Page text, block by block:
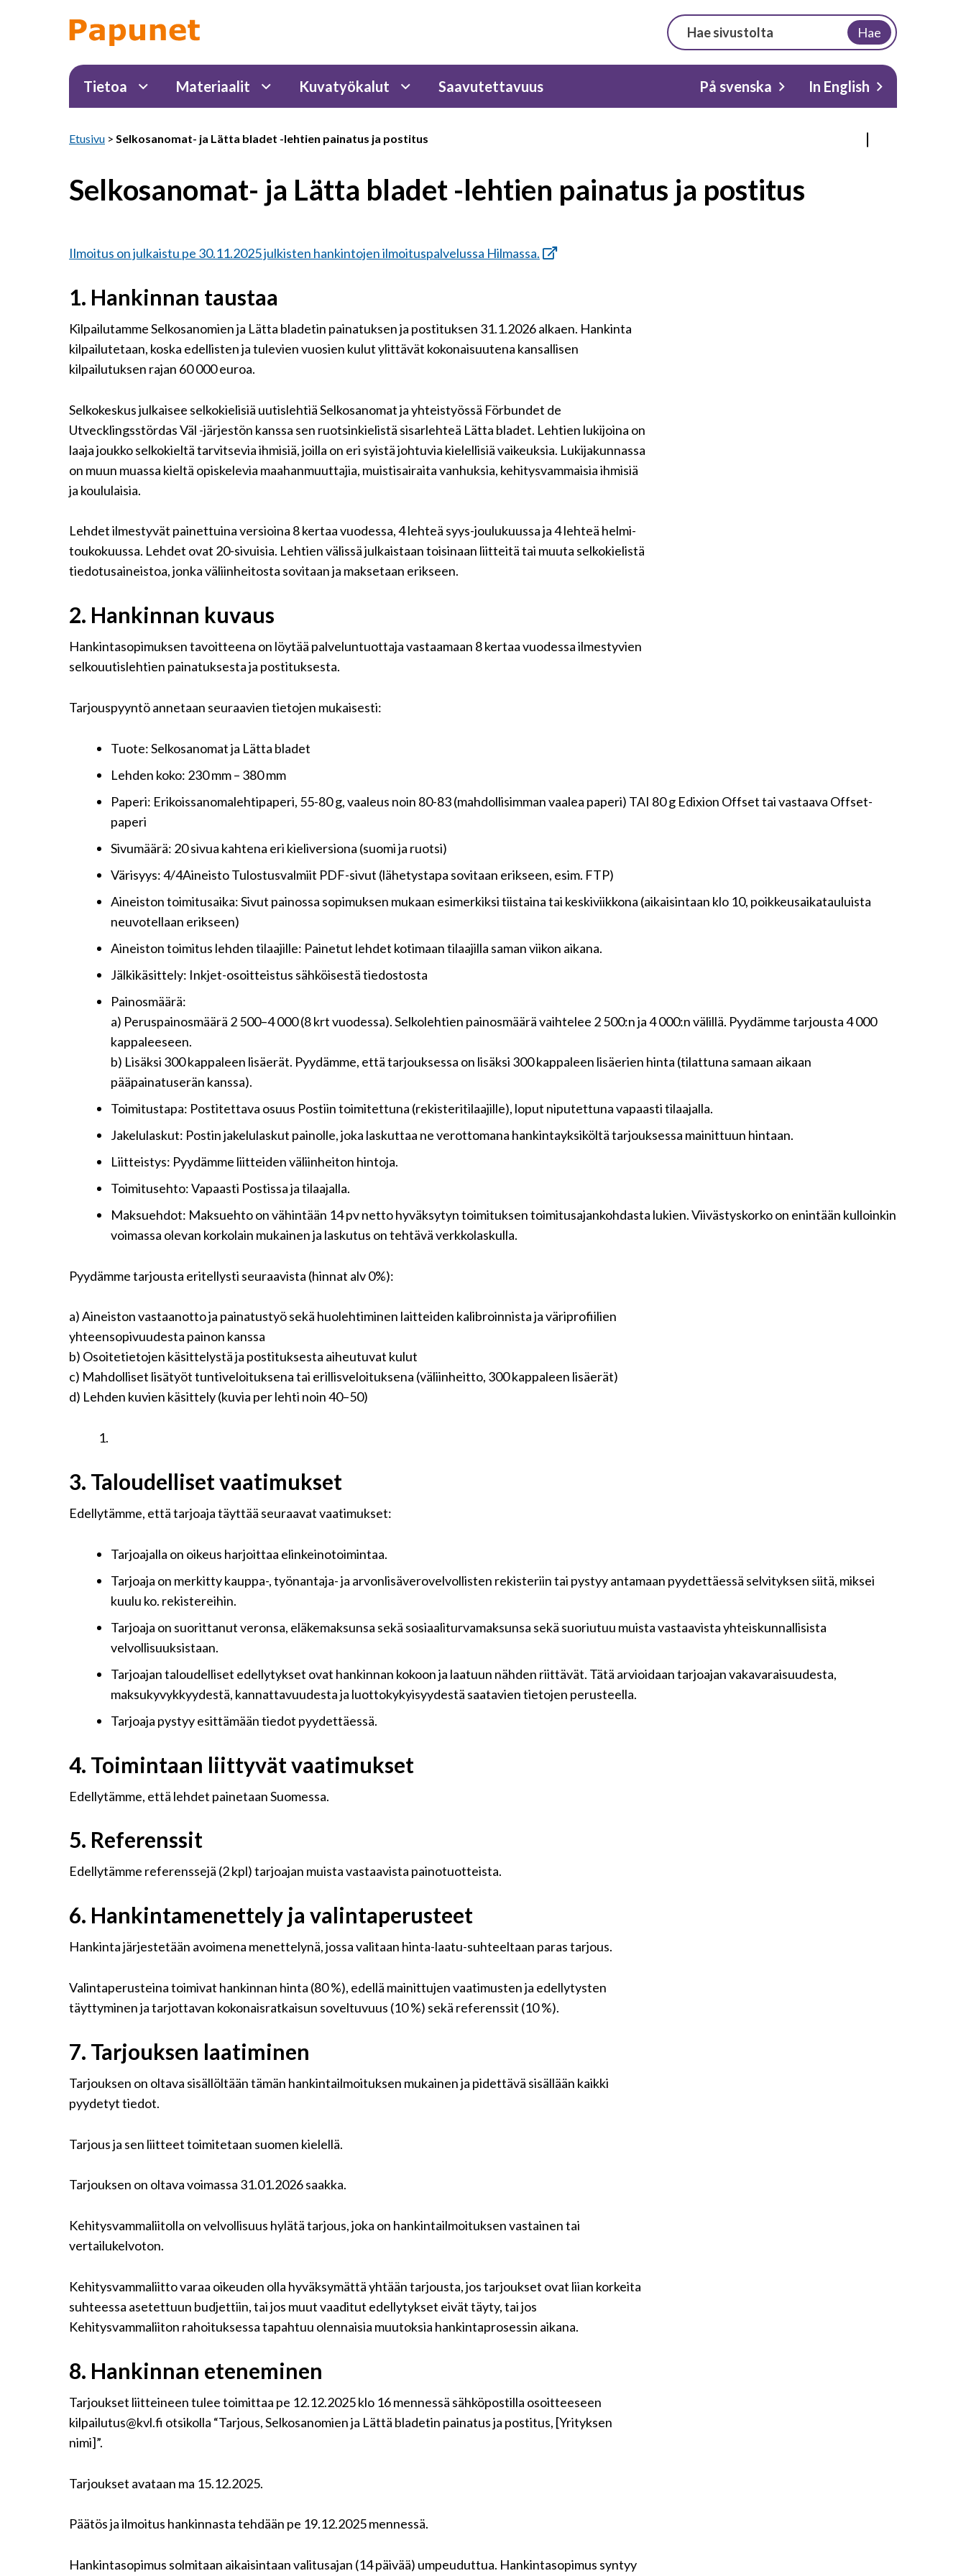
Hae
Tietoa Materiaalit Kuvatyökalut Saavutettavuus På svenska In English
Etusivu > Selkosanomat- ja Lätta bladet -lehtien painatus ja postitus
Selkosanomat- ja Lätta bladet -lehtien painatus ja postitus
Ilmoitus on julkaistu pe 30.11.2025 julkisten hankintojen ilmoituspalvelussa Hilmassa.
1. Hankinnan taustaa
Kilpailutamme Selkosanomien ja Lätta bladetin painatuksen ja postituksen 31.1.2026 alkaen. Hankinta
kilpailutetaan, koska edellisten ja tulevien vuosien kulut ylittävät kokonaisuutena kansallisen
kilpailutuksen rajan 60 000 euroa.
Selkokeskus julkaisee selkokielisiä uutislehtiä Selkosanomat ja yhteistyössä Förbundet de
Utvecklingsstördas Väl -järjestön kanssa sen ruotsinkielistä sisarlehteä Lätta bladet. Lehtien lukijoina on
laaja joukko selkokieltä tarvitsevia ihmisiä, joilla on eri syistä johtuvia kielellisiä vaikeuksia. Lukijakunnassa
on muun muassa kieltä opiskelevia maahanmuuttajia, muistisairaita vanhuksia, kehitysvammaisia ihmisiä
ja koululaisia.
Lehdet ilmestyvät painettuina versioina 8 kertaa vuodessa, 4 lehteä syys-joulukuussa ja 4 lehteä helmi-
toukokuussa. Lehdet ovat 20-sivuisia. Lehtien välissä julkaistaan toisinaan liitteitä tai muuta selkokielistä
tiedotusaineistoa, jonka väliinheitosta sovitaan ja maksetaan erikseen.
2. Hankinnan kuvaus
Hankintasopimuksen tavoitteena on löytää palveluntuottaja vastaamaan 8 kertaa vuodessa ilmestyvien
selkouutislehtien painatuksesta ja postituksesta.
Tarjouspyyntö annetaan seuraavien tietojen mukaisesti:
Tuote: Selkosanomat ja Lätta bladet
Lehden koko: 230 mm – 380 mm
Paperi: Erikoissanomalehtipaperi, 55-80 g, vaaleus noin 80-83 (mahdollisimman vaalea paperi) TAI 80 g Edixion Offset tai vastaava Offset-
paperi
Sivumäärä: 20 sivua kahtena eri kieliversiona (suomi ja ruotsi)
Värisyys: 4/4Aineisto Tulostusvalmiit PDF-sivut (lähetystapa sovitaan erikseen, esim. FTP)
Aineiston toimitusaika: Sivut painossa sopimuksen mukaan esimerkiksi tiistaina tai keskiviikkona (aikaisintaan klo 10, poikkeusaikatauluista
neuvotellaan erikseen)
Aineiston toimitus lehden tilaajille: Painetut lehdet kotimaan tilaajilla saman viikon aikana.
Jälkikäsittely: Inkjet-osoitteistus sähköisestä tiedostosta
Painosmäärä:
a) Peruspainosmäärä 2 500–4 000 (8 krt vuodessa). Selkolehtien painosmäärä vaihtelee 2 500:n ja 4 000:n välillä. Pyydämme tarjousta 4 000
kappaleeseen.
b) Lisäksi 300 kappaleen lisäerät. Pyydämme, että tarjouksessa on lisäksi 300 kappaleen lisäerien hinta (tilattuna samaan aikaan
pääpainatuserän kanssa).
Toimitustapa: Postitettava osuus Postiin toimitettuna (rekisteritilaajille), loput niputettuna vapaasti tilaajalla.
Jakelulaskut: Postin jakelulaskut painolle, joka laskuttaa ne verottomana hankintayksiköltä tarjouksessa mainittuun hintaan.
Liitteistys: Pyydämme liitteiden väliinheiton hintoja.
Toimitusehto: Vapaasti Postissa ja tilaajalla.
Maksuehdot: Maksuehto on vähintään 14 pv netto hyväksytyn toimituksen toimitusajankohdasta lukien. Viivästyskorko on enintään kulloinkin
voimassa olevan korkolain mukainen ja laskutus on tehtävä verkkolaskulla.
Pyydämme tarjousta eritellysti seuraavista (hinnat alv 0%):
a) Aineiston vastaanotto ja painatustyö sekä huolehtiminen laitteiden kalibroinnista ja väriprofiilien
yhteensopivuudesta painon kanssa
b) Osoitetietojen käsittelystä ja postituksesta aiheutuvat kulut
c) Mahdolliset lisätyöt tuntiveloituksena tai erillisveloituksena (väliinheitto, 300 kappaleen lisäerät)
d) Lehden kuvien käsittely (kuvia per lehti noin 40–50)
3. Taloudelliset vaatimukset
Edellytämme, että tarjoaja täyttää seuraavat vaatimukset:
Tarjoajalla on oikeus harjoittaa elinkeinotoimintaa.
Tarjoaja on merkitty kauppa-, työnantaja- ja arvonlisäverovelvollisten rekisteriin tai pystyy antamaan pyydettäessä selvityksen siitä, miksei
kuulu ko. rekistereihin.
Tarjoaja on suorittanut veronsa, eläkemaksunsa sekä sosiaaliturvamaksunsa sekä suoriutuu muista vastaavista yhteiskunnallisista
velvollisuuksistaan.
Tarjoajan taloudelliset edellytykset ovat hankinnan kokoon ja laatuun nähden riittävät. Tätä arvioidaan tarjoajan vakavaraisuudesta,
maksukyvykkyydestä, kannattavuudesta ja luottokykyisyydestä saatavien tietojen perusteella.
Tarjoaja pystyy esittämään tiedot pyydettäessä.
4. Toimintaan liittyvät vaatimukset
Edellytämme, että lehdet painetaan Suomessa.
5. Referenssit
Edellytämme referenssejä (2 kpl) tarjoajan muista vastaavista painotuotteista.
6. Hankintamenettely ja valintaperusteet
Hankinta järjestetään avoimena menettelynä, jossa valitaan hinta-laatu-suhteeltaan paras tarjous.
Valintaperusteina toimivat hankinnan hinta (80 %), edellä mainittujen vaatimusten ja edellytysten
täyttyminen ja tarjottavan kokonaisratkaisun soveltuvuus (10 %) sekä referenssit (10 %).
7. Tarjouksen laatiminen
Tarjouksen on oltava sisällöltään tämän hankintailmoituksen mukainen ja pidettävä sisällään kaikki
pyydetyt tiedot.
Tarjous ja sen liitteet toimitetaan suomen kielellä.
Tarjouksen on oltava voimassa 31.01.2026 saakka.
Kehitysvammaliitolla on velvollisuus hylätä tarjous, joka on hankintailmoituksen vastainen tai
vertailukelvoton.
Kehitysvammaliitto varaa oikeuden olla hyväksymättä yhtään tarjousta, jos tarjoukset ovat liian korkeita
suhteessa asetettuun budjettiin, tai jos muut vaaditut edellytykset eivät täyty, tai jos
Kehitysvammaliiton rahoituksessa tapahtuu olennaisia muutoksia hankintaprosessin aikana.
8. Hankinnan eteneminen
Tarjoukset liitteineen tulee toimittaa pe 12.12.2025 klo 16 mennessä sähköpostilla osoitteeseen
kilpailutus@kvl.fi otsikolla “Tarjous, Selkosanomien ja Lättä bladetin painatus ja postitus, [Yrityksen
nimi]”.
Tarjoukset avataan ma 15.12.2025.
Päätös ja ilmoitus hankinnasta tehdään pe 19.12.2025 mennessä.
Hankintasopimus solmitaan aikaisintaan valitusajan (14 päivää) umpeuduttua. Hankintasopimus syntyy